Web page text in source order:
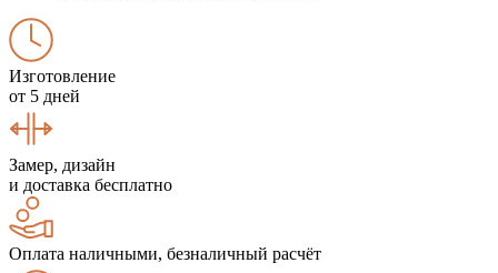
Изготовление
от 5 дней
Замер, дизайн
и доставка бесплатно
Оплата наличными, безналичный расчёт